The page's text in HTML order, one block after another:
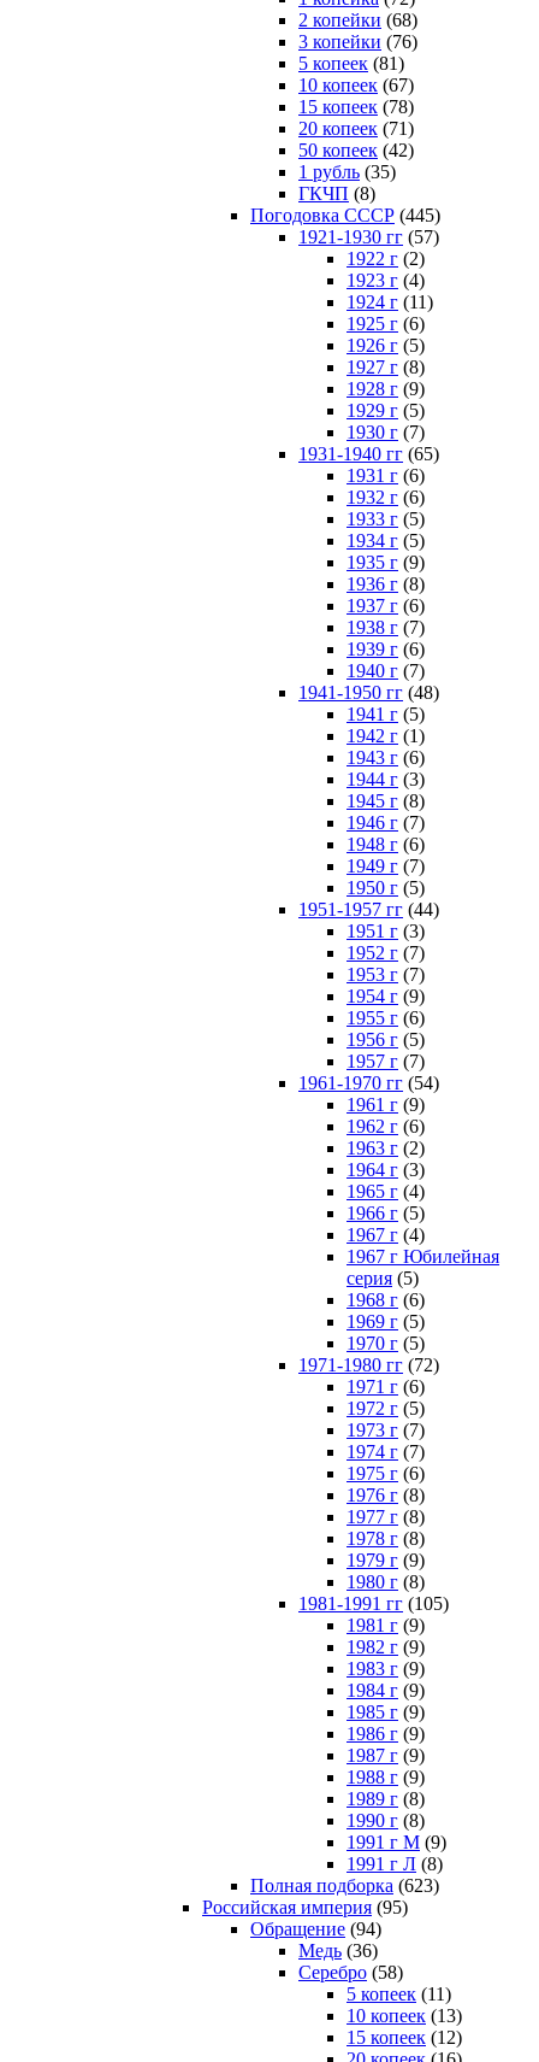
2 копейки (68)
3 копейки (76)
5 копеек (81)
10 копеек (67)
15 копеек (78)
20 копеек (71)
50 копеек (42)
1 рубль (35)
ГКЧП (8)
Погодовка СССР (445)
1921-1930 гг (57)
1922 г (2)
1923 г (4)
1924 г (11)
1925 г (6)
1926 г (5)
1927 г (8)
1928 г (9)
1929 г (5)
1930 г (7)
1931-1940 гг (65)
1931 г (6)
1932 г (6)
1933 г (5)
1934 г (5)
1935 г (9)
1936 г (8)
1937 г (6)
1938 г (7)
1939 г (6)
1940 г (7)
1941-1950 гг (48)
1941 г (5)
1942 г (1)
1943 г (6)
1944 г (3)
1945 г (8)
1946 г (7)
1948 г (6)
1949 г (7)
1950 г (5)
1951-1957 гг (44)
1951 г (3)
1952 г (7)
1953 г (7)
1954 г (9)
1955 г (6)
1956 г (5)
1957 г (7)
1961-1970 гг (54)
1961 г (9)
1962 г (6)
1963 г (2)
1964 г (3)
1965 г (4)
1966 г (5)
1967 г (4)
1967 г Юбилейная
серия (5)
1968 г (6)
1969 г (5)
1970 г (5)
1971-1980 гг (72)
1971 г (6)
1972 г (5)
1973 г (7)
1974 г (7)
1975 г (6)
1976 г (8)
1977 г (8)
1978 г (8)
1979 г (9)
1980 г (8)
1981-1991 гг (105)
1981 г (9)
1982 г (9)
1983 г (9)
1984 г (9)
1985 г (9)
1986 г (9)
1987 г (9)
1988 г (9)
1989 г (8)
1990 г (8)
1991 г М (9)
1991 г Л (8)
Полная подборка (623)
Российская империя (95)
Обращение (94)
Медь (36)
Серебро (58)
5 копеек (11)
10 копеек (13)
15 копеек (12)